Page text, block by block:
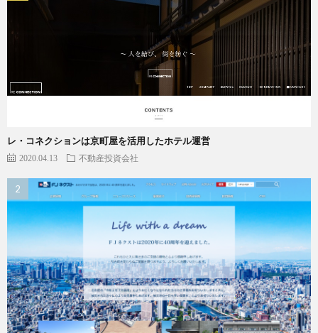
レ・コネクションは京町屋を活用したホテル運営
2020.04.13 不動産投資会社